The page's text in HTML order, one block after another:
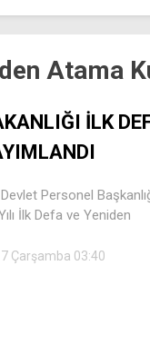
Atama
İLK
Devlet Personel
İlk Defa ve Yeniden
Çarşamba 03:40